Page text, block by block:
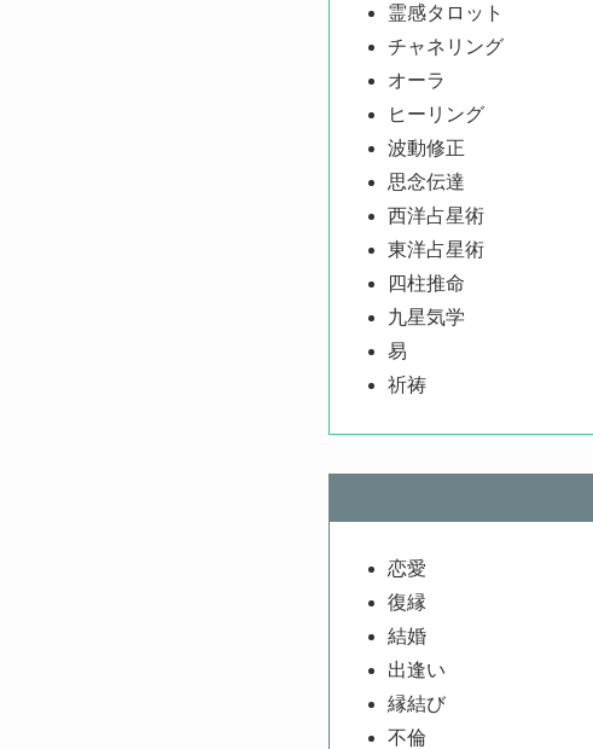
霊感タロット
チャネリング
オーラ
ヒーリング
波動修正
思念伝達
西洋占星術
東洋占星術
四柱推命
九星気学
易
祈祷
恋愛
復縁
結婚
出逢い
縁結び
不倫